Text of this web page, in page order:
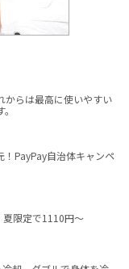
からは最高に使いやすい
！PayPay自治体キャンペ
夏限定で1110円～